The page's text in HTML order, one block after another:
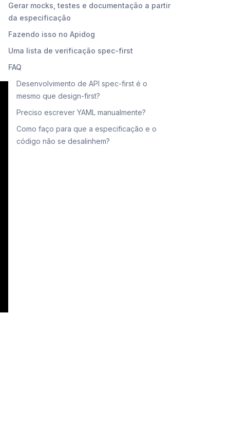
Gerar mocks, testes e documentação a partir
da especificação
Fazendo isso no Apidog
Uma lista de verificação spec-first
FAQ
Desenvolvimento de API spec-first é o
mesmo que design-first?
Preciso escrever YAML manualmente?
Como faço para que a especificação e o
código não se desalinhem?